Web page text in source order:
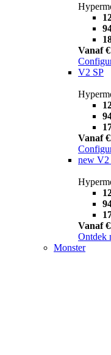
Vanaf
V2 SP
Vanaf
new V2
Vanaf
Ontdek
Monster